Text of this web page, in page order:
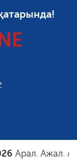
Арал. Ажал. Айғақ